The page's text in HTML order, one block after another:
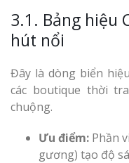
3.1. Bảng hiệu
hút nổi
Đây là dòng biển
các boutique thời
chuộng.
Ưu điểm: Phần
gương) tạo độ